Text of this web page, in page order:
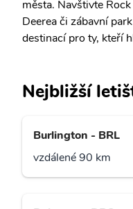
města. Navštivte
Deerea či zábavní
destinací pro ty, kteří
Nejbližší
Burlington - BRL
vzdálené 90 km